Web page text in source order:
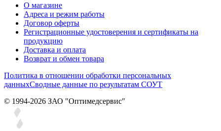
О магазине
Адреса и режим работы
Договор оферты
Регистрационные удостоверения и сертификаты на
продукцию
Доставка и оплата
Возврат и обмен товара
Политика в отношении обработки персональных
данныхСводные данные по результатам СОУТ
© 1994-2026 ЗАО ″Оптимедсервис″